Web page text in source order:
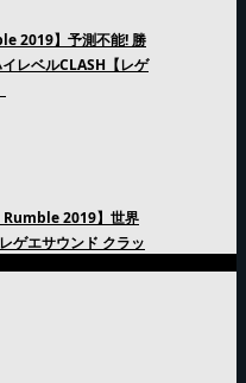
2019】予測不能! 勝
レベルCLASH【レゲ
Rumble 2019】世界
ゲエサウンド クラッ